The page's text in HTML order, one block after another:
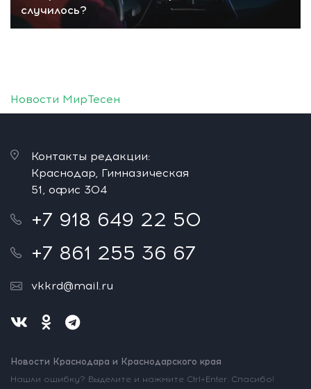
случилось?
Новости МирТесен
Контакты редакции:
Краснодар, Гимназическая
51, офис 304
+7 918 649 22 50
+7 861 255 36 67
vkkrd@mail.ru
Новости Краснодара и Краснодарского края
Нашли ошибку? Выделите и нажмите Ctrl+Enter. Спасибо!